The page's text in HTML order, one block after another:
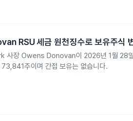
RSU 세금 원천징수로 보유주식
Owens Donovan이 2026년 1월 28일
주이며 간접 보유는 없습니다.